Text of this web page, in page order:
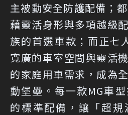
主被動安全防護配備；
藉靈活身形與多項越級
族的首選車款；而正七
寬廣的車室空間與靈活
的家庭用車需求，成為
動堡壘。每一款MG車
的標準配備，讓「超規